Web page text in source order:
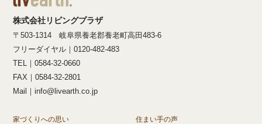
株式会社リビングプラザ
〒503-1314 岐阜県養老郡養老町高田483-6
フリーダイヤル｜0120-482-483
TEL｜0584-32-0660
FAX｜0584-32-2801
Mail｜info@livearth.co.jp
家づくりへの思い 住まい手の声